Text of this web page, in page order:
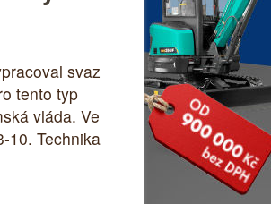
svaz
tento typ
vláda. Ve
10. Technika